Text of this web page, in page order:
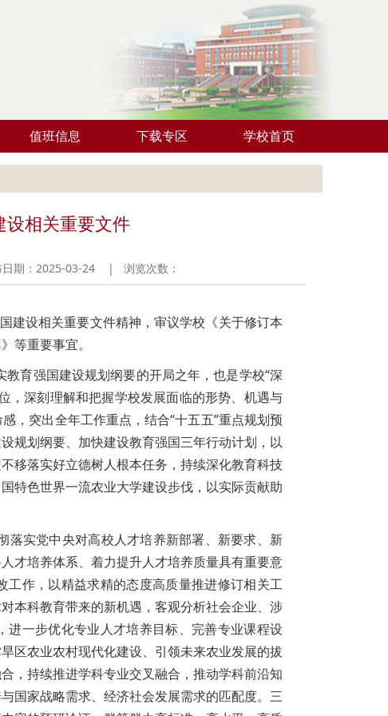
值班信息 下载专区 学校首页
设相关重要文件
期：2025-03-24 | 浏览次数：
建设相关重要文件精神，审议学校《关于修订本
等重要事宜。
育强国建设规划纲要的开局之年，也是学校“深
，深刻理解和把握学校发展面临的形势、机遇与
，突出全年工作重点，结合“十五五”重点规划预
规划纲要、加快建设教育强国三年行动计划，以
移落实好立德树人根本任务，持续深化教育科技
特色世界一流农业大学建设步伐，以实际贡献助
落实党中央对高校人才培养新部署、新要求、新
才培养体系、着力提升人才培养质量具有重要意
工作，以精益求精的态度高质量推进修订相关工
本科教育带来的新机遇，客观分析社会企业、涉
一步优化专业人才培养目标、完善专业课程设
区农业农村现代化建设、引领未来农业发展的拔
，持续推进学科专业交叉融合，推动学科前沿知
国家战略需求、经济社会发展需求的匹配度。三